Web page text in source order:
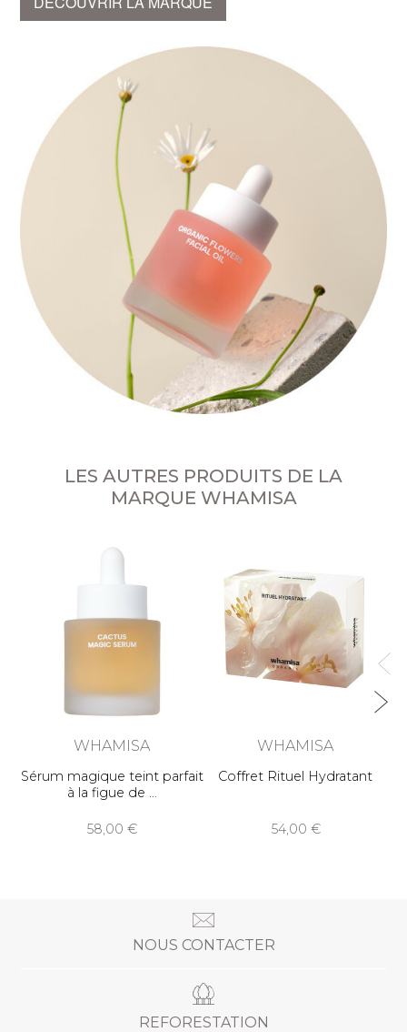
LES AUTRES PRODUITS DE LA
MARQUE WHAMISA
WHAMISA
Sérum magique teint parfait
à la figue de
58,00
WHAMISA
Coffret Rituel Hydratant
54,00
NOUS CONTACTER
REFORESTATION